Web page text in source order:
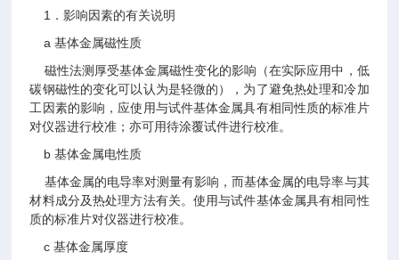
1．影响因素的有关说明
a 基体金属磁性质
磁性法测厚受基体金属磁性变化的影响（在实际应用中，低
碳钢磁性的变化可以认为是轻微的），为了避免热处理和冷加
工因素的影响，应使用与试件基体金属具有相同性质的标准片
对仪器进行校准；亦可用待涂覆试件进行校准。
b 基体金属电性质
基体金属的电导率对测量有影响，而基体金属的电导率与其
材料成分及热处理方法有关。使用与试件基体金属具有相同性
质的标准片对仪器进行校准。
c 基体金属厚度